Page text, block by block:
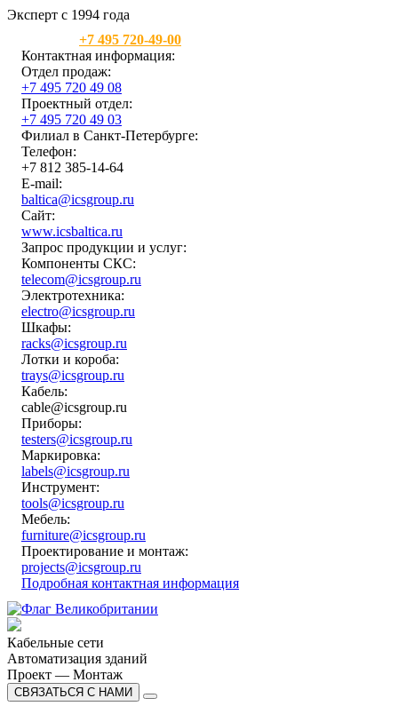
Эксперт с 1994 года
+7 495 720-49-00
Контактная информация:
Отдел продаж:
+7 495 720 49 08
Проектный отдел:
+7 495 720 49 03
Филиал в Санкт-Петербурге:
Телефон:
+7 812 385-14-64
E-mail:
baltica@icsgroup.ru
Сайт:
www.icsbaltica.ru
Запрос продукции и услуг:
Компоненты СКС:
telecom@icsgroup.ru
Электротехника:
electro@icsgroup.ru
Шкафы:
racks@icsgroup.ru
Лотки и короба:
trays@icsgroup.ru
Кабель:
cable@icsgroup.ru
Приборы:
testers@icsgroup.ru
Маркировка:
labels@icsgroup.ru
Инструмент:
tools@icsgroup.ru
Мебель:
furniture@icsgroup.ru
Проектирование и монтаж:
projects@icsgroup.ru
Подробная контактная информация
Кабельные сети
Автоматизация зданий
Проект — Монтаж
СВЯЗАТЬСЯ С НАМИ